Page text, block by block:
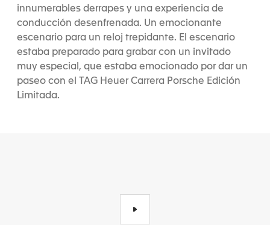
innumerables derrapes y una experiencia de
conducción desenfrenada. Un emocionante
escenario para un reloj trepidante. El escenario
estaba preparado para grabar con un invitado
muy especial, que estaba emocionado por dar un
paseo con el TAG Heuer Carrera Porsche Edición
Limitada.